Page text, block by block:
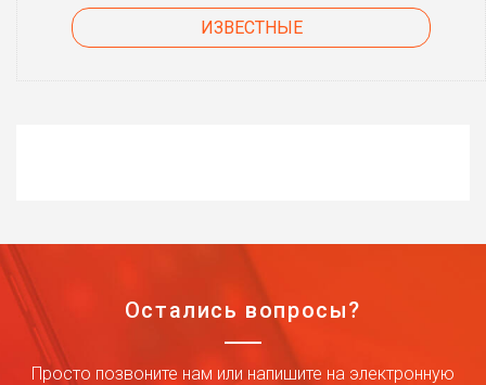
ИЗВЕСТНЫЕ
Остались вопросы?
Просто позвоните нам или напишите на электронную